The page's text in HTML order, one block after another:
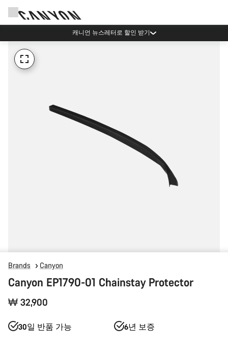
캐니언 뉴스레터로 할인 받기
Brands Canyon
Canyon EP1790-01 Chainstay Protector
₩ 32,900
30일 반품 가능 6년 보증